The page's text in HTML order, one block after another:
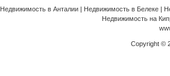
Недвижимость в Анталии| Недвижимость в Белеке|
Недвижимость на
Copyright ©